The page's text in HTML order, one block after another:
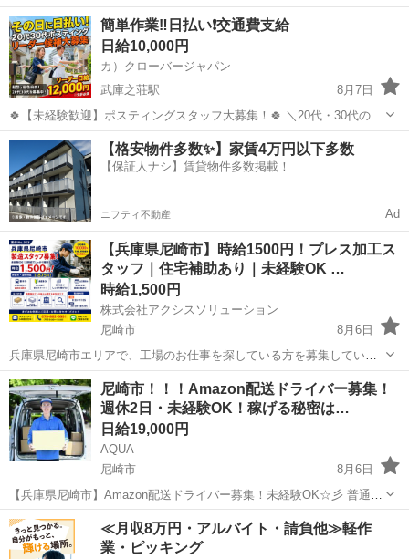
ギュラースタッフ募集中✨ ━━🔍 こんな方にピッタリ！ ・元気に歩く
のが好き ・外で体を動かす仕事がしたい ・自由シフトでプライベート
も充実させ...
兵庫 尼崎市 園田駅 軽作業 スタッフ
簡単作業‼️日払い❗️交通費支給
日給10,000円
カ）クローバージャパン
武庫之荘駅
8月7日
🍀【未経験歓迎】ポスティングスタッフ大募集！🍀 ＼20代・30代のレ
ギュラースタッフ募集中✨ ━━🔍 こんな方にピッタリ！ ・元気に歩く
のが好き ・外で体を動かす仕事がしたい ・自由シフトでプライベート
も充実させ...
兵庫 尼崎市 武庫之荘駅 軽作業 スタッフ
【格安物件多数✨】家賃4万円以下多数
【保証人ナシ】賃貸物件多数掲載！
ニフティ不動産 Ad
【兵庫県尼崎市】時給1500円！プレス加工ス
タッフ｜住宅補助あり｜未経験OK …
時給1,500円
株式会社アクシスソリューション
尼崎市
8月6日
兵庫県尼崎市エリアで、工場のお仕事を探している方を募集していま
す！ 未経験から始められる、時給1,500円の日勤・夜勤のお仕事で
す。 「工場で働いてみたい」 「高時給でしっかり稼ぎたい」 「長期
で安定して働き...
兵庫 尼崎市 工場
尼崎市！！！Amazon配送ドライバー募集！
週休2日・未経験OK！稼げる秘密は…
日給19,000円
AQUA
尼崎市
8月6日
【兵庫県尼崎市】Amazon配送ドライバー募集！未経験OK☆彡 普通免
許があれば、年齢・性別・学歴・職歴不問！「週休2日」でプライベー
トも充実♪ 「直行直帰」可能で、あなたの希望に合わせて働けます！
「車両レンタル」や「...
兵庫 尼崎市 ドライバー
≪月収8万円・アルバイト・請負他≫軽作
業・ピッキング